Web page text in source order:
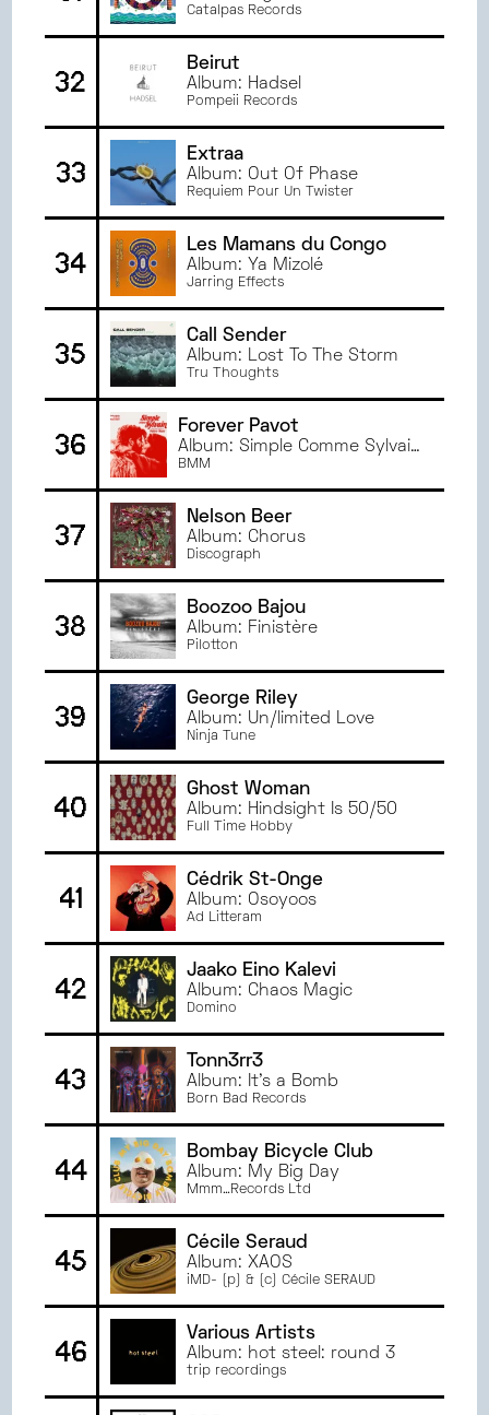
Catalpas Records
32
Beirut
Album: Hadsel
Pompeii Records
33
Extraa
Album: Out Of Phase
Requiem Pour Un Twister
34
Les Mamans du Congo
Album: Ya Mizolé
Jarring Effects
35
Call Sender
Album: Lost To The Storm
Tru Thoughts
36
Forever Pavot
Album: Simple Comme Sylvain
OST
BMM
37
Nelson Beer
Album: Chorus
Discograph
38
Boozoo Bajou
Album: Finistère
Pilotton
39
George Riley
Album: Un/limited Love
Ninja Tune
40
Ghost Woman
Album: Hindsight Is 50/50
Full Time Hobby
41
Cédrik St-Onge
Album: Osoyoos
Ad Litteram
42
Jaako Eino Kalevi
Album: Chaos Magic
Domino
43
Tonn3rr3
Album: It's a Bomb
Born Bad Records
44
Bombay Bicycle Club
Album: My Big Day
Mmm…Records Ltd
45
Cécile Seraud
Album: XAOS
iMD- (p) & (c) Cécile SERAUD
46
Various Artists
Album: hot steel: round 3
trip recordings